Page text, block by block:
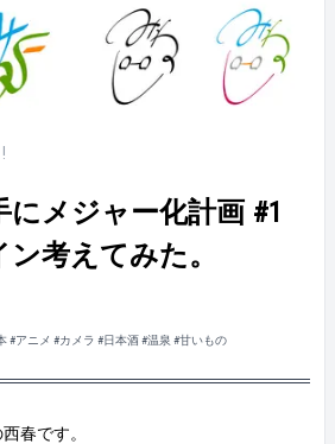
にメジャー化計画 #1
考えてみた。
#アニメ #カメラ #日本酒 #温泉 #甘いもの
春です。